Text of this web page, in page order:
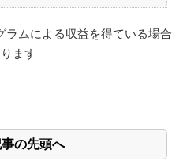
ムによる収益を得ている場合
ます
の先頭へ